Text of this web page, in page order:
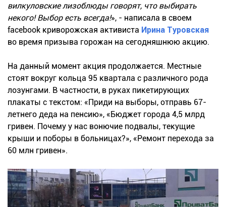
вилкуловские лизоблюды говорят, что выбирать
некого! Выбор есть всегда!», - написала в своем
facebook криворожская активиста Ирина Туровская
во время призыва горожан на сегодняшнюю акцию.
На данный момент акция продолжается. Местные
стоят вокруг кольца 95 квартала с различного рода
лозунгами. В частности, в руках пикетирующих
плакаты с текстом: «Приди на выборы, отправь 67-
летнего деда на пенсию», «Бюджет города 4,5 млрд
гривен. Почему у нас вонючие подвалы, текущие
крыши и поборы в больницах?», «Ремонт перехода за
60 млн гривен».